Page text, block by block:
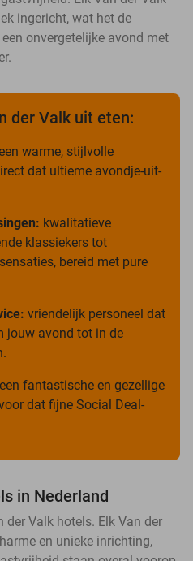
ingericht, wat het de
onvergetelijke avond met
der Valk uit eten:
warme, stijlvolle
dat ultieme avondje-uit-
kwalitatieve
klassiekers tot
bereid met pure
vriendelijk personeel dat
jouw avond tot in de
een fantastische en gezellige
dat fijne Social Deal-
in Nederland
Valk hotels. Elk Van der
en unieke inrichting,